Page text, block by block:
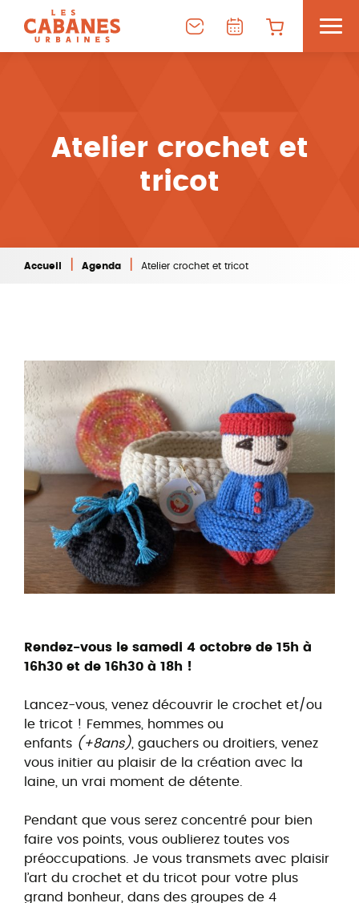
Atelier crochet et
tricot
Accueil Agenda Atelier crochet et tricot
Rendez-vous le samedi 4 octobre de 15h à
16h30 et de 16h30 à 18h !
Lancez-vous, venez découvrir le crochet et/ou
le tricot ! Femmes, hommes ou
enfants (+8ans) , gauchers ou droitiers, venez
vous initier au plaisir de la création avec la
laine, un vrai moment de détente.
Pendant que vous serez concentré pour bien
faire vos points, vous oublierez toutes vos
préoccupations. Je vous transmets avec plaisir
l’art du crochet et du tricot pour votre plus
grand bonheur, dans des groupes de 4